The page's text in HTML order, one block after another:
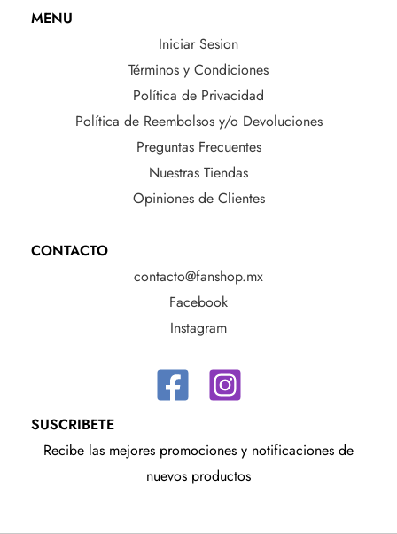
MENU
Iniciar Sesion
Términos y Condiciones
Política de Privacidad
Política de Reembolsos y/o Devoluciones
Preguntas Frecuentes
Nuestras Tiendas
Opiniones de Clientes
CONTACTO
contacto@fanshop.mx
Facebook
Instagram
SUSCRIBETE
Recibe las mejores promociones y notificaciones de
nuevos productos